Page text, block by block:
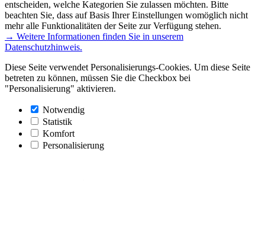
entscheiden, welche Kategorien Sie zulassen möchten. Bitte
beachten Sie, dass auf Basis Ihrer Einstellungen womöglich nicht
mehr alle Funktionalitäten der Seite zur Verfügung stehen.
→ Weitere Informationen finden Sie in unserem
Datenschutzhinweis.
Diese Seite verwendet Personalisierungs-Cookies. Um diese Seite
betreten zu können, müssen Sie die Checkbox bei
"Personalisierung" aktivieren.
Notwendig
Statistik
Komfort
Personalisierung